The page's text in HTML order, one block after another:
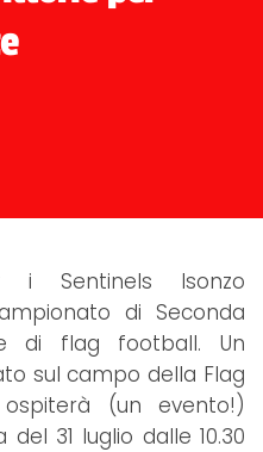
Sentinels Isonzo
di Seconda
di flag football. Un
sul campo della Flag
(un evento!)
31 luglio dalle 10.30